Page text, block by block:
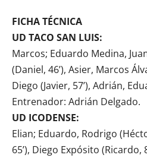
FICHA TÉCNICA
UD TACO SAN LUIS:
Marcos; Eduardo Medina,
(Daniel, 46’), Asier, Marcos
Diego (Javier, 57’), Adrián,
Entrenador: Adrián Delgado.
UD ICODENSE:
Elian; Eduardo, Rodrigo
65’), Diego Expósito (Ricardo,